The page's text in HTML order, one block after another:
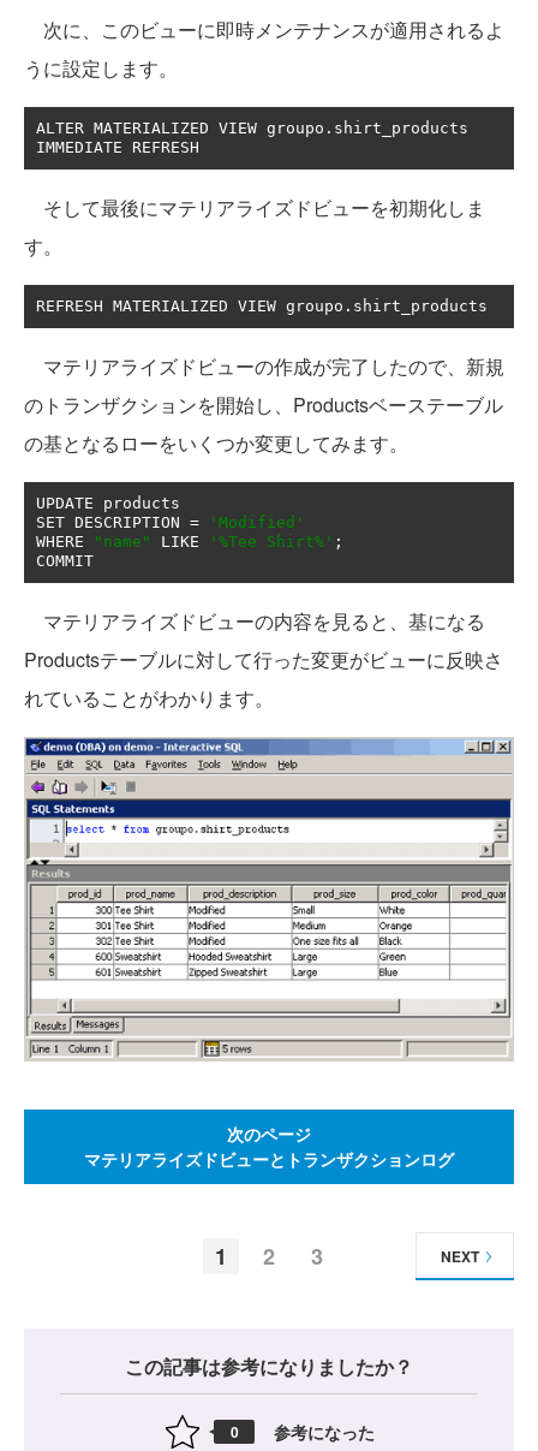
次に、このビューに即時メンテナンスが適用されるよ
うに設定します。
ALTER MATERIALIZED VIEW groupo . shirt_products
IMMEDIATE REFRESH
そして最後にマテリアライズドビューを初期化しま
す。
REFRESH MATERIALIZED VIEW groupo . shirt_products
マテリアライズドビューの作成が完了したので、新規
のトランザクションを開始し、Productsベーステーブル
の基となるローをいくつか変更してみます。
UPDATE products
SET DESCRIPTION =
'Modified'
WHERE
"name" LIKE '%Tee Shirt%' ;
COMMIT
マテリアライズドビューの内容を見ると、基になる
Productsテーブルに対して行った変更がビューに反映さ
れていることがわかります。
次のページ
マテリアライズドビューとトランザクションログ
1 2 3 NEXT
この記事は参考になりましたか？
0 参考になった